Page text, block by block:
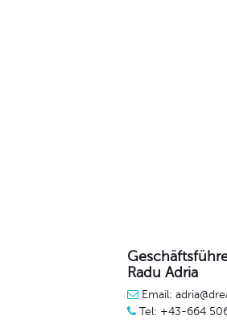
Radu Adria
Email:
Tel: +43-664